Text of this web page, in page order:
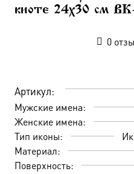
киоте 24х30 см
0
Артикул:
Мужские имена:
Женские имена:
Тип иконы:
Материал:
Поверхность: